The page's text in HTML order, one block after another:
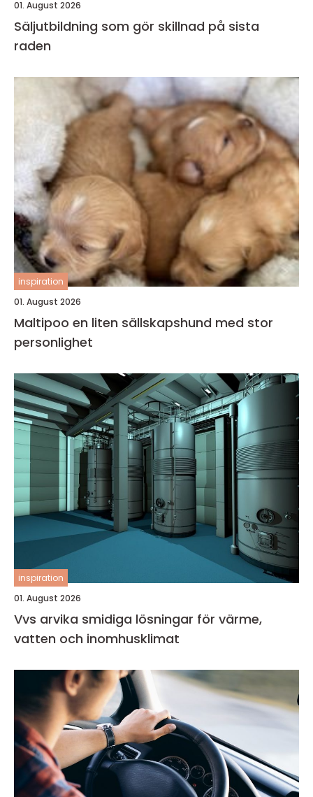
01. August 2026
Säljutbildning som gör skillnad på sista
raden
inspiration
01. August 2026
Maltipoo en liten sällskapshund med stor
personlighet
inspiration
01. August 2026
Vvs arvika smidiga lösningar för värme,
vatten och inomhusklimat